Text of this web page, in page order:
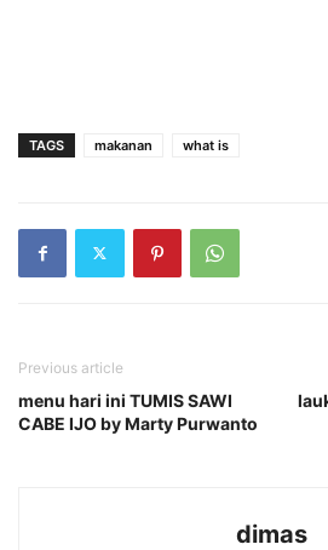
TAGS makanan what is
Previous article
menu hari ini TUMIS SAWI
CABE IJO by Marty Purwanto
dimas